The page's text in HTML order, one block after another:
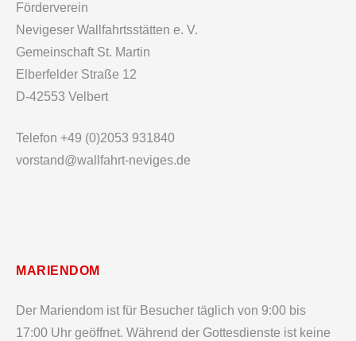
Förderverein
Nevigeser Wallfahrtsstätten e. V.
Gemeinschaft St. Martin
Elberfelder Straße 12
D-42553 Velbert
Telefon +49 (0)2053 931840
vorstand@wallfahrt-neviges.de
MARIENDOM
Der Mariendom ist für Besucher täglich von 9:00 bis
17:00 Uhr geöffnet. Während der Gottesdienste ist keine